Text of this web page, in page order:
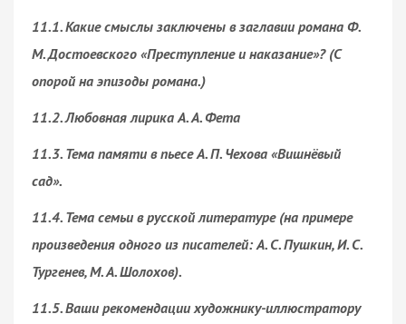
11.1. Какие смыслы заключены в заглавии романа Ф.
М. Достоевского «Преступление и наказание»? (С
опорой на эпизоды романа.)
11.2. Любовная лирика А. А. Фета
11.3. Тема памяти в пьесе А. П. Чехова «Вишнёвый
сад».
11.4. Тема семьи в русской литературе (на примере
произведения одного из писателей: А. С. Пушкин, И. С.
Тургенев, М. А. Шолохов).
11.5. Ваши рекомендации художнику-иллюстратору